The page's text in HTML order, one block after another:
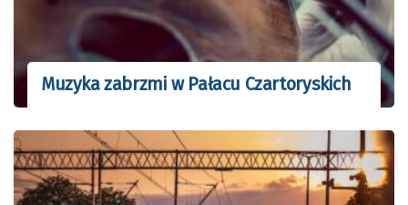
Muzyka zabrzmi w Pałacu Czartoryskich